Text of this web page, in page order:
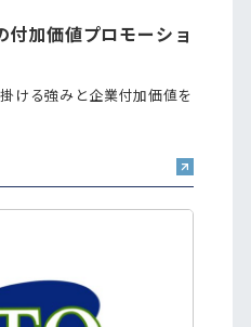
付加価値プロモーショ
ける強みと企業付加価値を